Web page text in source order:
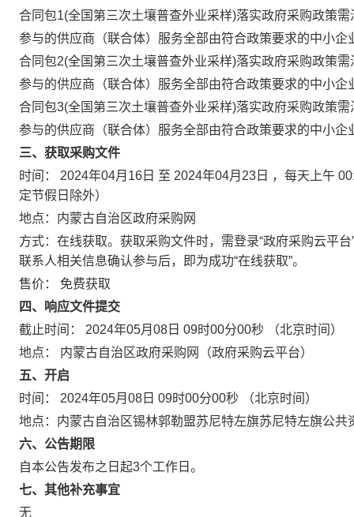
合同包1(全国第三次土壤普查外业采样)落实政府采购政策
参与的供应商（联合体）服务全部由符合政策要求的中小企
合同包2(全国第三次土壤普查外业采样)落实政府采购政策
参与的供应商（联合体）服务全部由符合政策要求的中小企
合同包3(全国第三次土壤普查外业采样)落实政府采购政策
参与的供应商（联合体）服务全部由符合政策要求的中小企
三、获取采购文件
时间：
2024年04月16日 至 2024年04月23日 ，每天上午
定节假日除外）
地点： 内蒙古自治区政府采购网
方式：在线获取。获取采购文件时，需登录“政府采购云
联系人相关信息确认参与后，即为成功“在线获取”。
售价：
免费获取
四、响应文件提交
截止时间：
2024年05月08日 09时00分00秒
（北京时间）
地点：
内蒙古自治区政府采购网（政府采购云平台）
五、开启
时间：
2024年05月08日 09时00分00秒
（北京时间）
地点： 内蒙古自治区锡林郭勒盟苏尼特左旗苏尼特左旗公共
六、公告期限
自本公告发布之日起3个工作日。
七、其他补充事宜
无